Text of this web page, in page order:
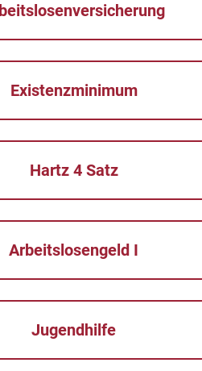
Existenzminimum
Hartz 4 Satz
Arbeitslosengeld I
Jugendhilfe